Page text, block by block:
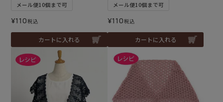
メール便10個まで可
¥110税込
カートに入れる
メール便10個まで可
¥110税込
カートに入れる